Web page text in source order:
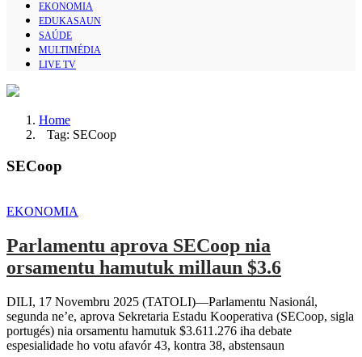
EKONOMIA
EDUKASAUN
SAÚDE
MULTIMÉDIA
LIVE TV
Home
Tag: SECoop
SECoop
EKONOMIA
Parlamentu aprova SECoop nia
orsamentu hamutuk millaun $3.6
DILI, 17 Novembru 2025 (TATOLI)—Parlamentu Nasionál,
segunda ne’e, aprova Sekretaria Estadu Kooperativa (SECoop, sigla
portugés) nia orsamentu hamutuk $3.611.276 iha debate
espesialidade ho votu afavór 43, kontra 38, abstensaun